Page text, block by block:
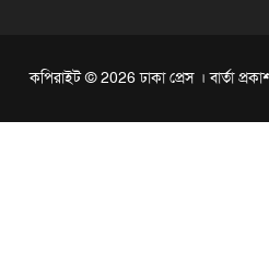
কপিরাইট © 2026 ঢাকা প্রেস । বার্তা